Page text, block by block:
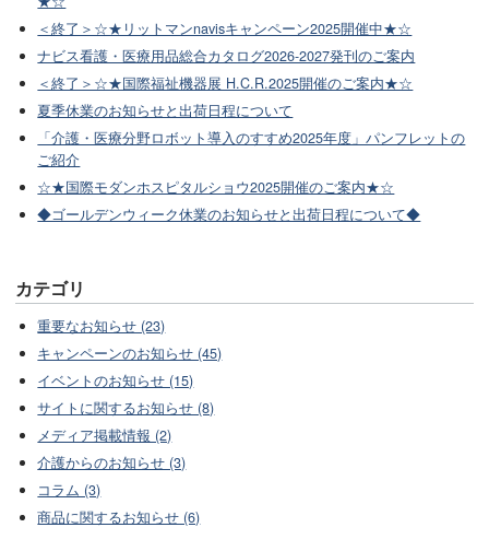
＜終了＞☆★リットマンnavisキャンペーン2025開催中★☆
ナビス看護・医療用品総合カタログ2026-2027発刊のご案内
＜終了＞☆★国際福祉機器展 H.C.R.2025開催のご案内★☆
夏季休業のお知らせと出荷日程について
「介護・医療分野ロボット導入のすすめ2025年度」パンフレットの
ご紹介
☆★国際モダンホスピタルショウ2025開催のご案内★☆
◆ゴールデンウィーク休業のお知らせと出荷日程について◆
カテゴリ
重要なお知らせ (23)
キャンペーンのお知らせ (45)
イベントのお知らせ (15)
サイトに関するお知らせ (8)
メディア掲載情報 (2)
介護からのお知らせ (3)
コラム (3)
商品に関するお知らせ (6)